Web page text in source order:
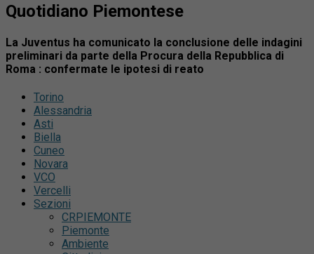
Quotidiano Piemontese
La Juventus ha comunicato la conclusione delle indagini
preliminari da parte della Procura della Repubblica di
Roma : confermate le ipotesi di reato
Torino
Alessandria
Asti
Biella
Cuneo
Novara
VCO
Vercelli
Sezioni
CRPIEMONTE
Piemonte
Ambiente